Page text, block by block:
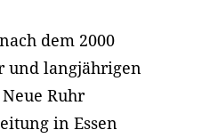
dem 2000
und langjährigen
Ruhr
in Essen